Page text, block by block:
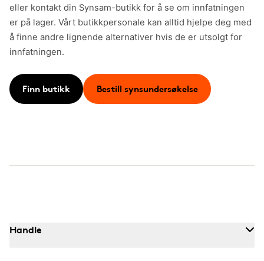
eller kontakt din Synsam-butikk for å se om innfatningen
er på lager. Vårt butikkpersonale kan alltid hjelpe deg med
å finne andre lignende alternativer hvis de er utsolgt for
innfatningen.
Finn butikk Bestill synsundersøkelse
Handle